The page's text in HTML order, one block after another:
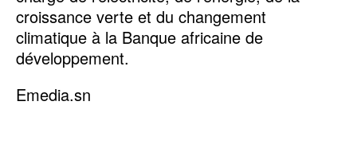
croissance verte et du changement
climatique à la Banque africaine de
développement.
Emedia.sn